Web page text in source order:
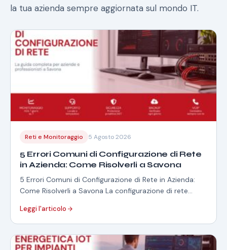
la tua azienda sempre aggiornata sul mondo IT.
Reti e Monitoraggio 5 Agosto 2026
5 Errori Comuni di Configurazione di Rete
in Azienda: Come Risolverli a Savona
5 Errori Comuni di Configurazione di Rete in Azienda:
Come Risolverli a Savona La configurazione di rete
Leggi l'articolo